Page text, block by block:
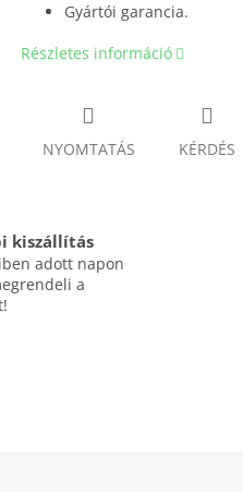
Gyártói garancia.
Részletes információ
NYOMTATÁS KÉRDÉS
kiszállítás
adott napon
a